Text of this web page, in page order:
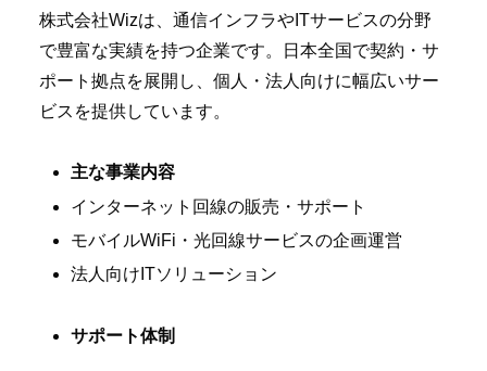
株式会社Wizは、通信インフラやITサービスの分野
で豊富な実績を持つ企業です。日本全国で契約・サ
ポート拠点を展開し、個人・法人向けに幅広いサー
ビスを提供しています。
主な事業内容
インターネット回線の販売・サポート
モバイルWiFi・光回線サービスの企画運営
法人向けITソリューション
サポート体制